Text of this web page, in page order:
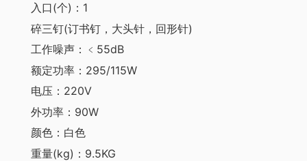
入口(个)：1
碎三钉(订书钉，大头针，回形针)
工作噪声：﹤55dB
额定功率：295/115W
电压：220V
外功率：90W
颜色：白色
重量(kg)：9.5KG